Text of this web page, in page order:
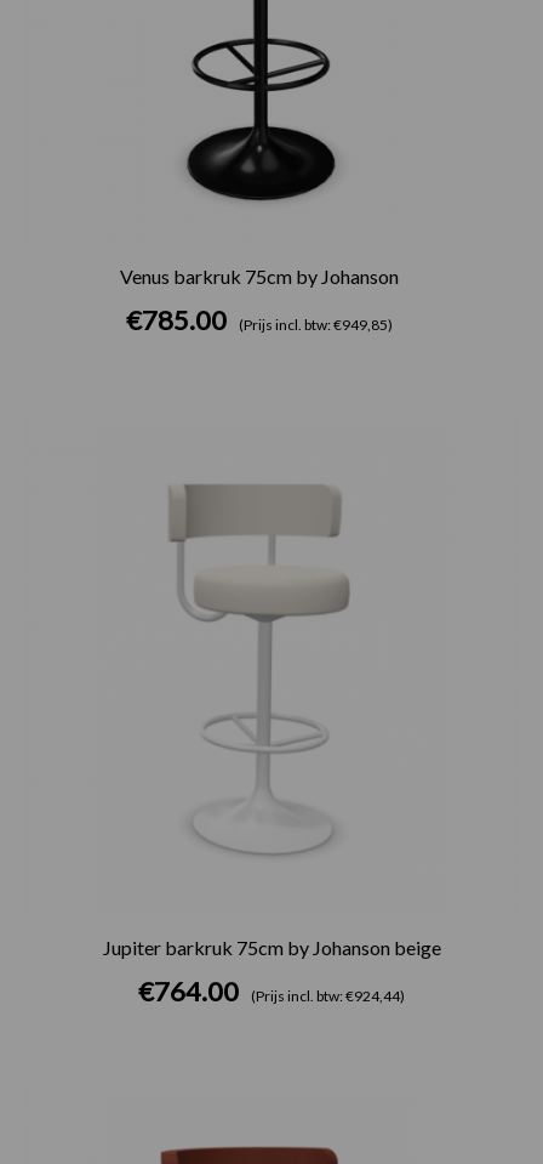
Venus barkruk 75cm by Johanson
€785.00 (Prijs incl. btw: €949,85)
Jupiter barkruk 75cm by Johanson beige
€764.00 (Prijs incl. btw: €924,44)